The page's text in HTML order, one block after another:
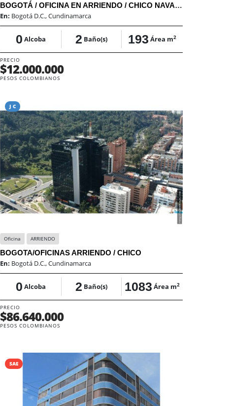
BOGOTÁ / OFICINA EN ARRIENDO / CHICO NAVARRA
En: Bogotá D.C., Cundinamarca
0 Alcoba 2 Baño(s) 193 Área m2
PRECIO
$12.000.000
PESOS COLOMBIANOS
J C
Oficina ARRIENDO
BOGOTA/OFICINAS ARRIENDO / CHICO
En: Bogotá D.C., Cundinamarca
0 Alcoba 2 Baño(s) 1083 Área m2
PRECIO
$86.640.000
PESOS COLOMBIANOS
SAE